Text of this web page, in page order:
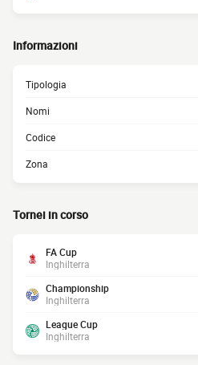
Informazioni
Tipologia
Nomi
Codice
Zona
Tornei in corso
FA Cup
Inghilterra
Championship
Inghilterra
League Cup
Inghilterra